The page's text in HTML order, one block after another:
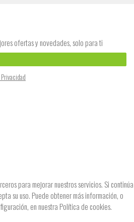
ofertas y novedades, solo para ti
para mejorar nuestros servicios. Si continúa
su uso. Puede obtener más información, o
en nuestra Política de cookies.